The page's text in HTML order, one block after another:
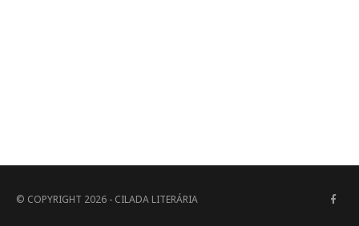
© COPYRIGHT 2026 - CILADA LITERÁRIA